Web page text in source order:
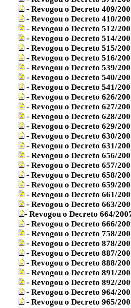
- Revogou o Decreto 409/
- Revogou o Decreto 410/
- Revogou o Decreto 512/
- Revogou o Decreto 514/
- Revogou o Decreto 515/
- Revogou o Decreto 516/
- Revogou o Decreto 539/
- Revogou o Decreto 540/
- Revogou o Decreto 541/
- Revogou o Decreto 626/
- Revogou o Decreto 627/
- Revogou o Decreto 628/
- Revogou o Decreto 629/
- Revogou o Decreto 630/
- Revogou o Decreto 631/
- Revogou o Decreto 656/
- Revogou o Decreto 657/
- Revogou o Decreto 658/
- Revogou o Decreto 659/
- Revogou o Decreto 661/
- Revogou o Decreto 663/
- Revogou o Decreto 664/
- Revogou o Decreto 666/
- Revogou o Decreto 758/
- Revogou o Decreto 878/
- Revogou o Decreto 887/
- Revogou o Decreto 888/
- Revogou o Decreto 891/
- Revogou o Decreto 892/
- Revogou o Decreto 964/
- Revogou o Decreto 965/